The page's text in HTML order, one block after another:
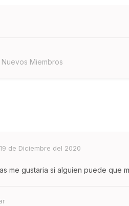
Nuevos Miembros
19 de Diciembre del 2020
me gustaria si alguien puede que